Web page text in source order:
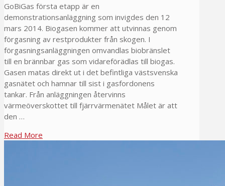
GoBiGas första etapp är en
demonstrationsanläggning som invigdes den 12
mars 2014. Biogasen kommer att utvinnas genom
förgasning av restprodukter från skogen. I
förgasningsanläggningen omvandlas biobränslet
till en brännbar gas som vidareförädlas till biogas.
Gasen matas direkt ut i det befintliga västsvenska
gasnätet och hamnar till sist i gasfordonens
tankar. Från anläggningen återvinns
värmeöverskottet till fjärrvärmenätet Målet är att
den …
Read More